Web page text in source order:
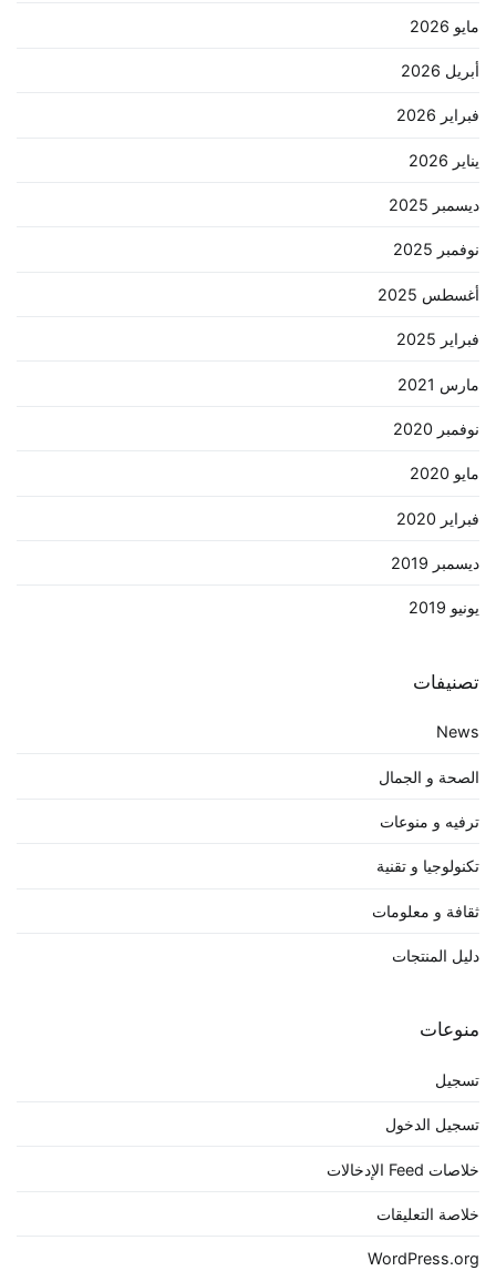
مايو 2026
أبريل 2026
فبراير 2026
يناير 2026
ديسمبر 2025
نوفمبر 2025
أغسطس 2025
فبراير 2025
مارس 2021
نوفمبر 2020
مايو 2020
فبراير 2020
ديسمبر 2019
يونيو 2019
تصنيفات
News
الصحة و الجمال
ترفيه و منوعات
تكنولوجيا و تقنية
ثقافة و معلومات
دليل المنتجات
منوعات
تسجيل
تسجيل الدخول
خلاصات Feed الإدخالات
خلاصة التعليقات
WordPress.org